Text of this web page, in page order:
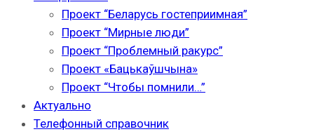
Проект “Беларусь гостеприимная”
Проект “Мирные люди”
Проект “Проблемный ракурс”
Проект «Бацькаўшчына»
Проект “Чтобы помнили…”
Актуально
Телефонный справочник